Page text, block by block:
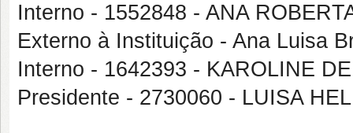
Interno - 1552848 - ANA
Externo à Instituição - Ana Luisa
Interno - 1642393 - KAROLINE
Presidente - 2730060 - LUISA